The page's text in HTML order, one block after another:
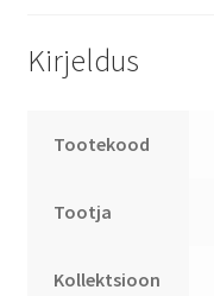
Kirjeldus
Tootekood
Tootja
Kollektsioon